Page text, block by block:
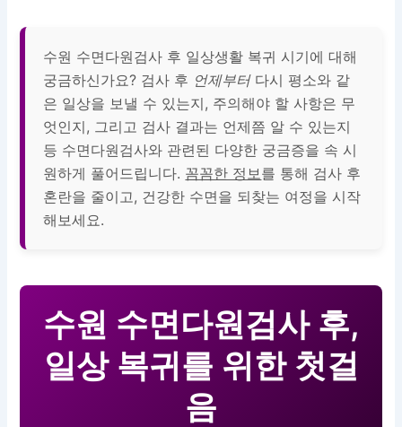
수원 수면다원검사 후 일상생활 복귀 시기에 대해
궁금하신가요? 검사 후 언제부터다시 평소와 같
은 일상을 보낼 수 있는지, 주의해야 할 사항은 무
엇인지, 그리고 검사 결과는 언제쯤 알 수 있는지
등 수면다원검사와 관련된 다양한 궁금증을 속 시
원하게 풀어드립니다. 꼼꼼한 정보 를 통해 검사 후
혼란을 줄이고, 건강한 수면을 되찾는 여정을 시작
해보세요.
수원 수면다원검사 후,
일상 복귀를 위한 첫걸
음